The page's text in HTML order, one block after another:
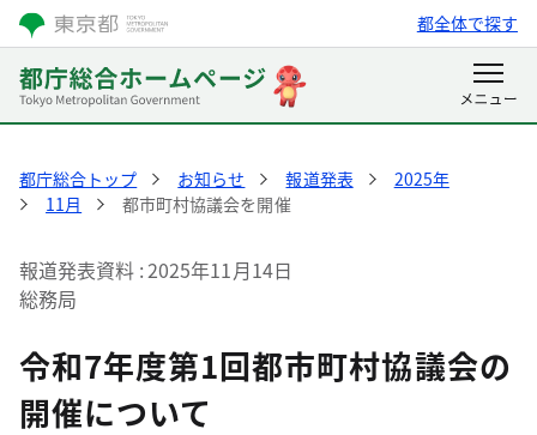
都全体で探す
都庁総合トップ お知らせ 報道発表
2025年
11月
都市町村協議会を開催
報道発表資料 2025年11月14日
総務局
令和7年度第1回都市町村協議会の
開催について